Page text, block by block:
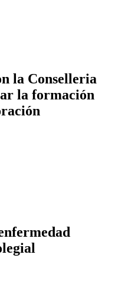
la Conselleria
la formación